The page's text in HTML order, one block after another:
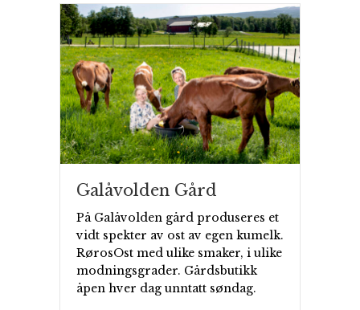
Galåvolden Gård
På Galåvolden gård produseres et
vidt spekter av ost av egen kumelk.
RørosOst med ulike smaker, i ulike
modningsgrader. Gårdsbutikk
åpen hver dag unntatt søndag.